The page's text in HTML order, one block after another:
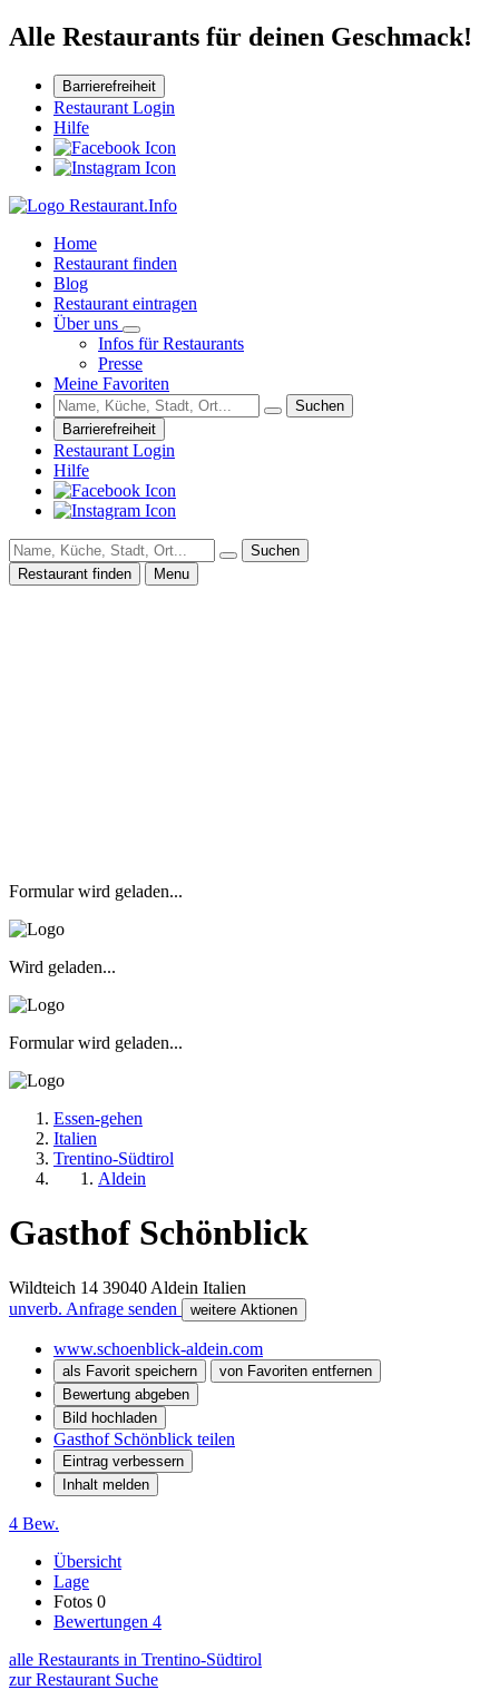
Alle Restaurants für deinen Geschmack!
Barrierefreiheit
Restaurant Login
Hilfe
Home
Restaurant finden
Blog
Restaurant eintragen
Über uns
Infos für Restaurants
Presse
Meine Favoriten
Suchen
Barrierefreiheit
Restaurant Login
Hilfe
Suchen
Restaurant finden
Menu
Formular wird geladen...
Wird geladen...
Formular wird geladen...
Essen-gehen
Italien
Trentino-Südtirol
Aldein
Gasthof Schönblick
Wildteich 14 39040 Aldein Italien
unverb. Anfrage senden
weitere Aktionen
www.schoenblick-aldein.com
als Favorit speichern
von Favoriten entfernen
Bewertung abgeben
Bild hochladen
Gasthof Schönblick teilen
Eintrag verbessern
Inhalt melden
4 Bew.
Übersicht
Lage
Fotos 0
Bewertungen 4
alle Restaurants in Trentino-Südtirol
zur Restaurant Suche